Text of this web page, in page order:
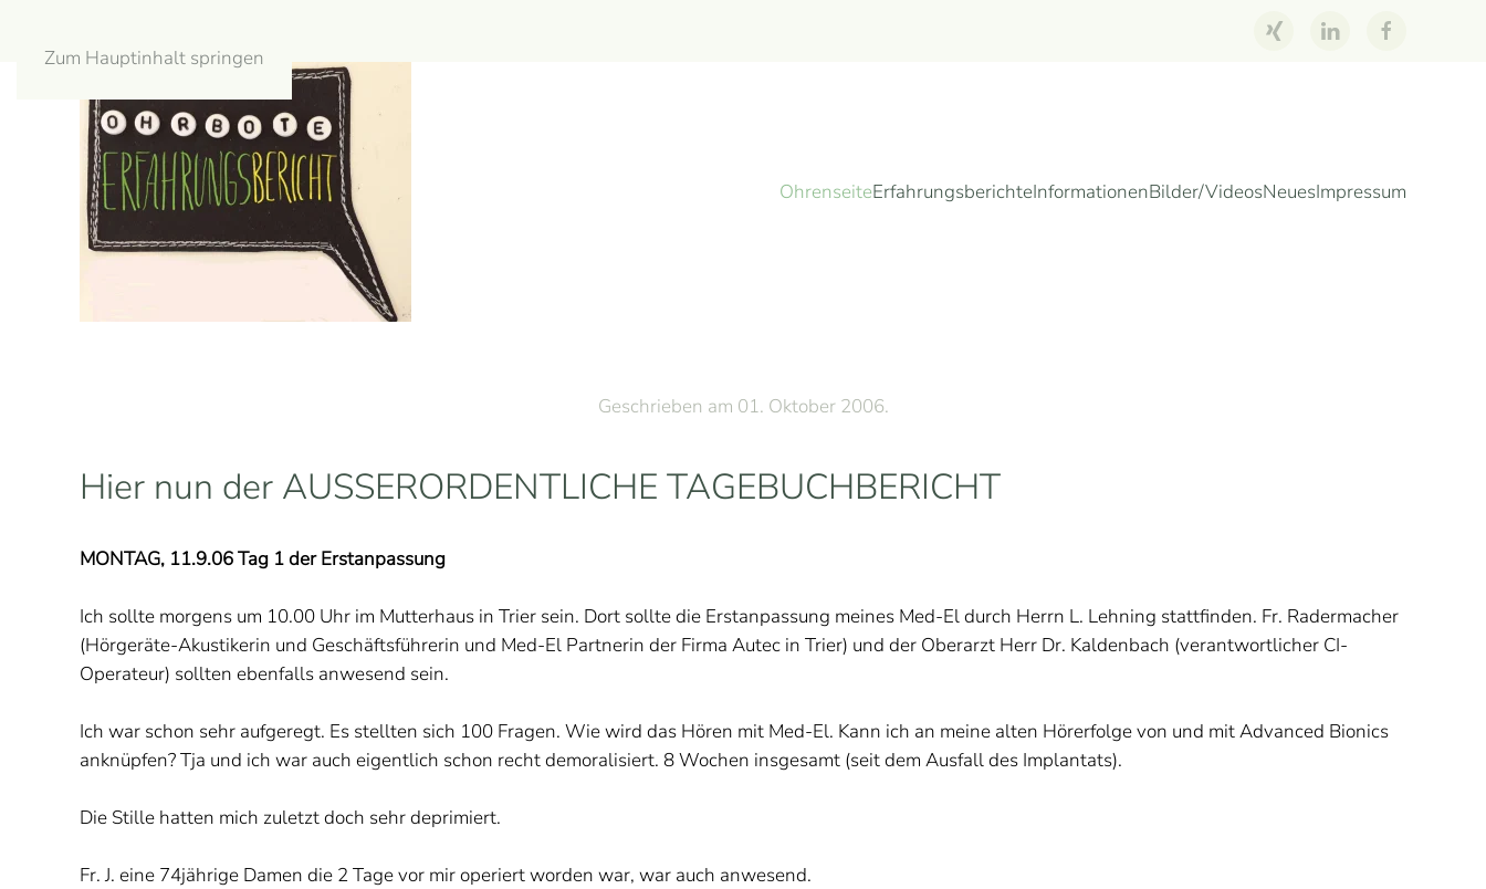
Zum Hauptinhalt springen
OhrenseiteErfahrungsberichteInformationenBilder/VideosNeuesImpressum
Geschrieben am 01. Oktober 2006.
Hier nun der AUSSERORDENTLICHE TAGEBUCHBERICHT
MONTAG, 11.9.06 Tag 1 der Erstanpassung
Ich sollte morgens um 10.00 Uhr im Mutterhaus in Trier sein. Dort sollte die Erstanpassung meines Med-El durch Herrn L. Lehning stattfinden. Fr. Radermacher
(Hörgeräte-Akustikerin und Geschäftsführerin und Med-El Partnerin der Firma Autec in Trier) und der Oberarzt Herr Dr. Kaldenbach (verantwortlicher CI-
Operateur) sollten ebenfalls anwesend sein.
Ich war schon sehr aufgeregt. Es stellten sich 100 Fragen. Wie wird das Hören mit Med-El. Kann ich an meine alten Hörerfolge von und mit Advanced Bionics
anknüpfen? Tja und ich war auch eigentlich schon recht demoralisiert. 8 Wochen insgesamt (seit dem Ausfall des Implantats).
Die Stille hatten mich zuletzt doch sehr deprimiert.
Fr. J. eine 74jährige Damen die 2 Tage vor mir operiert worden war, war auch anwesend.